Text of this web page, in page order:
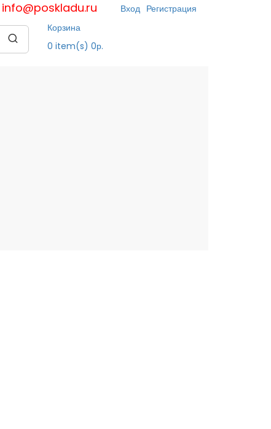
info@poskladu.ru Вход Регистрация
Корзина
0 item(s) 0р.